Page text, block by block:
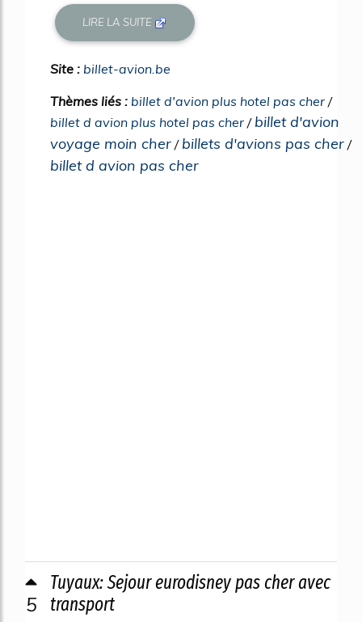
LIRE LA SUITE
Site : billet-avion.be
Thèmes liés : billet d'avion plus hotel pas cher /
billet d avion plus hotel pas cher / billet d'avion
voyage moin cher / billets d'avions pas cher /
billet d avion pas cher
5
Tuyaux: Sejour eurodisney pas cher avec
transport